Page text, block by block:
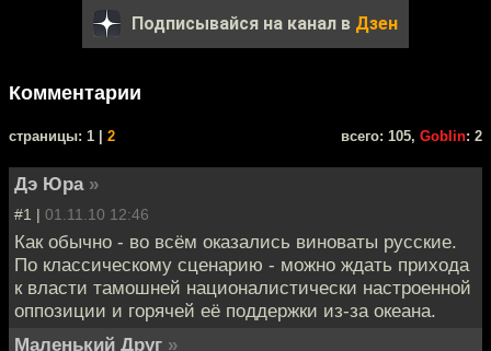
Подписывайся на канал в Дзен
Комментарии
cтраницы: 1 | 2 всего: 105, Goblin: 2
Дэ Юра »
#1 | 01.11.10 12:46
Как обычно - во всём оказались виноваты русские.
По классическому сценарию - можно ждать прихода
к власти тамошней националистически настроенной
оппозиции и горячей её поддержки из-за океана.
Маленький Друг »